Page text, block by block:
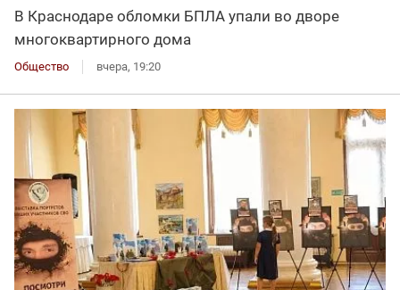
В Краснодаре обломки БПЛА упали во дворе
многоквартирного дома
Общество вчера, 19:20